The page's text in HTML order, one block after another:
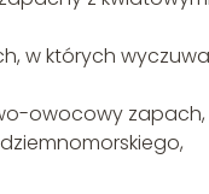
w których wyczuwa
owocowy zapach,